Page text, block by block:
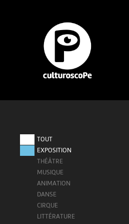
TOUT
EXPOSITION
THÉÂTRE
MUSIQUE
ANIMATION
DANSE
CIRQUE
LITTÉRATURE